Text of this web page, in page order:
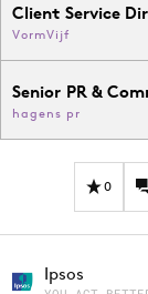
Client Service
VormVijf
Senior PR &
hagens pr
0
Ipsos